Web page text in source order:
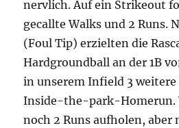
nervlich. Auf ein Strikeout
gecallte Walks und 2 Runs.
(Foul Tip) erzielten die
Hardgroundball an der 1B
in unserem Infield 3 weitere
Inside-the-park-Homerun.
noch 2 Runs aufholen, aber